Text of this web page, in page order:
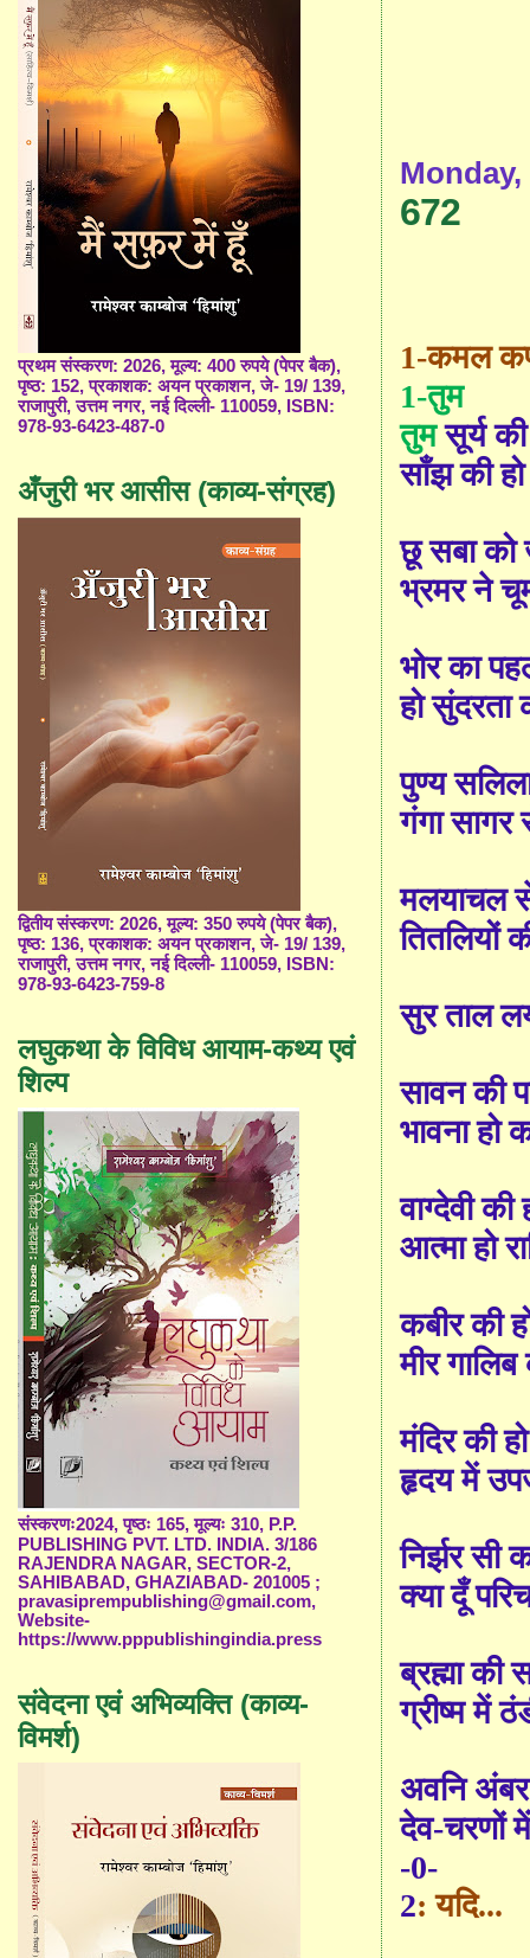
Monday,
672
1-कमल
1-तुम
तुमसूर्य
साँझ की हो
छू सबा को
भ्रमर ने
भोर का
हो सुंदरता
पुण्य
गंगा
मलयाचल
तितलियों
सुर ताल
सावन की
भावना हो
वाग्देवी की
आत्मा हो
कबीर की
मीर
मंदिर की
हृदय में
निर्झर
क्या दूँ
ब्रह्मा की
ग्रीष्म में
अवनि
देव-चरणों
-0-
2: यदि...
प्रथम संस्करण: 2026, मूल्य: 400 रुपये (पेपर बैक),
पृष्ठ: 152, प्रकाशक: अयन प्रकाशन, जे- 19/ 139,
राजापुरी, उत्तम नगर, नई दिल्ली- 110059, ISBN:
978-93-6423-487-0
अँजुरी भर आसीस (काव्य-संग्रह)
द्वितीय संस्करण: 2026, मूल्य: 350 रुपये (पेपर बैक),
पृष्ठ: 136, प्रकाशक: अयन प्रकाशन, जे- 19/ 139,
राजापुरी, उत्तम नगर, नई दिल्ली- 110059, ISBN:
978-93-6423-759-8
लघुकथा के विविध आयाम-कथ्य एवं
शिल्प
संस्करणः2024, पृष्ठः 165, मूल्यः 310, P.P.
PUBLISHING PVT. LTD. INDIA. 3/186
RAJENDRA NAGAR, SECTOR-2,
SAHIBABAD, GHAZIABAD- 201005 ;
pravasiprempublishing@gmail.com,
Website-
https://www.pppublishingindia.press
संवेदना एवं अभिव्यक्ति (काव्य-
विमर्श)